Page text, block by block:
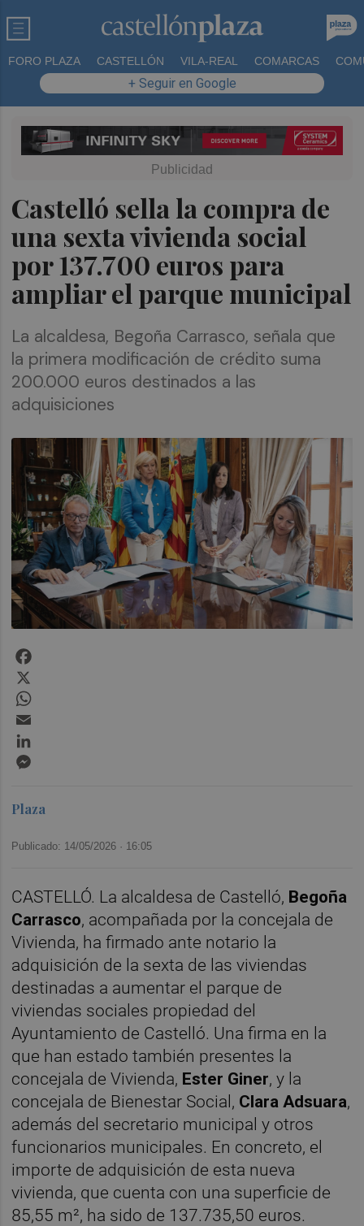
FORO PLAZA CASTELLÓN VILA-REAL COMARCAS
+ Seguir en Google
Castelló sella la compra de
una sexta vivienda social
por 137.700 euros para
ampliar el parque municipal
La alcaldesa, Begoña Carrasco, señala que
la primera modificación de crédito suma
200.000 euros destinados a las
adquisiciones
Plaza
Publicado: 14/05/2026 · 16:05
CASTELLÓ. La alcaldesa de Castelló, Begoña
Carrasco, acompañada por la concejala de
Vivienda, ha firmado ante notario la
adquisición de la sexta de las viviendas
destinadas a aumentar el parque de
viviendas sociales propiedad del
Ayuntamiento de Castelló. Una firma en la
que han estado también presentes la
concejala de Vivienda, Ester Giner, y la
concejala de Bienestar Social, Clara Adsuara,
además del secretario municipal y otros
funcionarios municipales. En concreto, el
importe de adquisición de esta nueva
vivienda, que cuenta con una superficie de
85,55 m², ha sido de 137.735,50 euros.